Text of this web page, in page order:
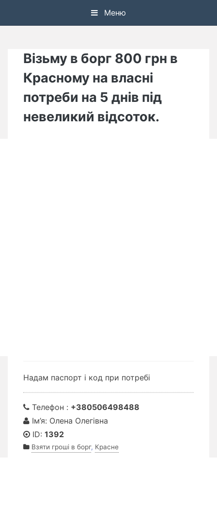
Меню
Візьму в борг 800 грн в
Красному на власні
потреби на 5 днів під
невеликий відсоток.
Надам паспорт і код при потребі
Телефон : +380506498488
Ім’я: Олена Олегівна
ID: 1392
Взяти гроші в борг, Красне